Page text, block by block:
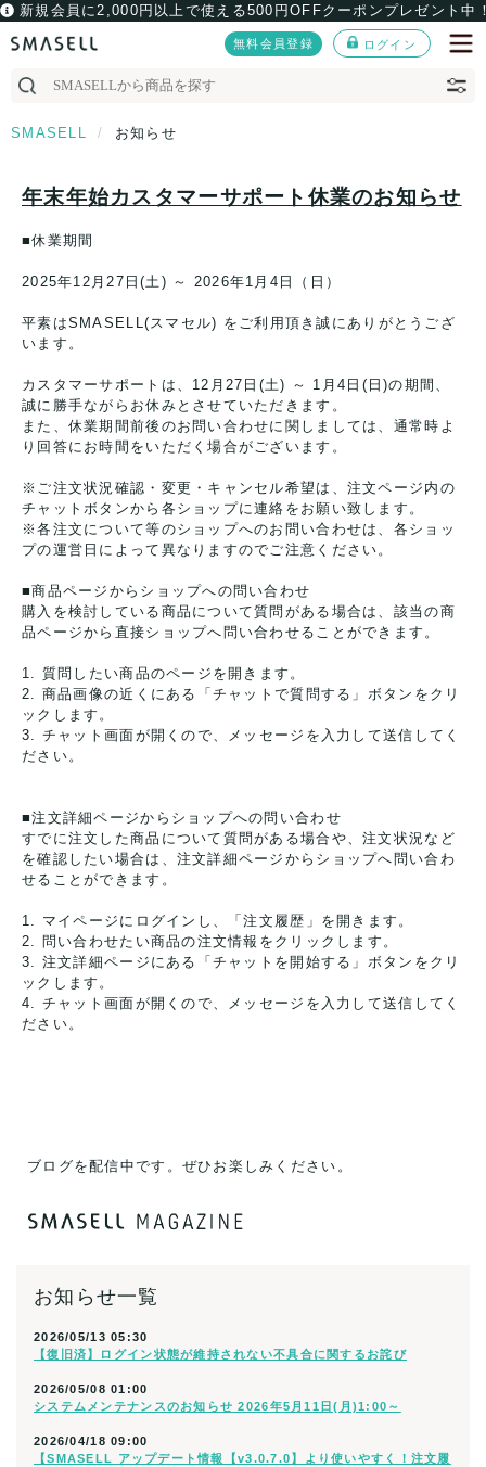
新規会員に2,000円以上で使える500円OFFクーポンプレゼント中
無料会員登録 ログイン
SMASELL お知らせ
年末年始カスタマーサポート休業のお知らせ
■休業期間
2025年12月27日(土) ～ 2026年1月4日（日）
平素はSMASELL(スマセル) をご利用頂き誠にありがとうござ
います。
カスタマーサポートは、12月27日(土) ～ 1月4日(日)の期間、
誠に勝手ながらお休みとさせていただきます。
また、休業期間前後のお問い合わせに関しましては、通常時よ
り回答にお時間をいただく場合がございます。
※ご注文状況確認・変更・キャンセル希望は、注文ページ内の
チャットボタンから各ショップに連絡をお願い致します。
※各注文について等のショップへのお問い合わせは、各ショッ
プの運営日によって異なりますのでご注意ください。
■商品ページからショップへの問い合わせ
購入を検討している商品について質問がある場合は、該当の商
品ページから直接ショップへ問い合わせることができます。
1. 質問したい商品のページを開きます。
2. 商品画像の近くにある「チャットで質問する」ボタンをクリ
ックします。
3. チャット画面が開くので、メッセージを入力して送信してく
ださい。
■注文詳細ページからショップへの問い合わせ
すでに注文した商品について質問がある場合や、注文状況など
を確認したい場合は、注文詳細ページからショップへ問い合わ
せることができます。
1. マイページにログインし、「注文履歴」を開きます。
2. 問い合わせたい商品の注文情報をクリックします。
3. 注文詳細ページにある「チャットを開始する」ボタンをクリ
ックします。
4. チャット画面が開くので、メッセージを入力して送信してく
ださい。
ブログを配信中です。ぜひお楽しみください。
お知らせ一覧
2026/05/13 05:30
【復旧済】ログイン状態が維持されない不具合に関するお詫び
2026/05/08 01:00
システムメンテナンスのお知らせ 2026年5月11日(月)1:00～
2026/04/18 09:00
【SMASELL アップデート情報【v3.0.7.0】より使いやすく！注文履